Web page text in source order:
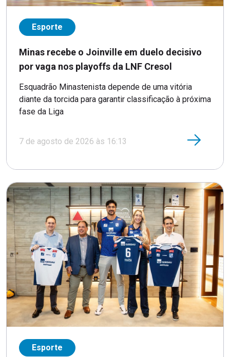
Esporte
Minas recebe o Joinville em duelo decisivo
por vaga nos playoffs da LNF Cresol
Esquadrão Minastenista depende de uma vitória
diante da torcida para garantir classificação à próxima
fase da Liga
7 de agosto de 2026 às 16:13
Esporte